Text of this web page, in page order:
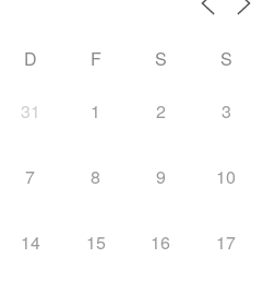
D F S S
31 1 2 3
7 8 9 10
14 15 16 17